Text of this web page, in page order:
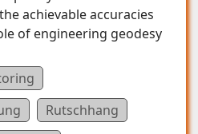
achievable accuracies
of engineering geodesy
Rutschhang